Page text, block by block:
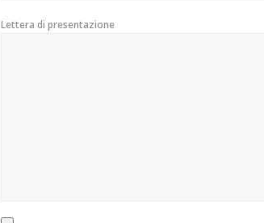
Lettera di presentazione